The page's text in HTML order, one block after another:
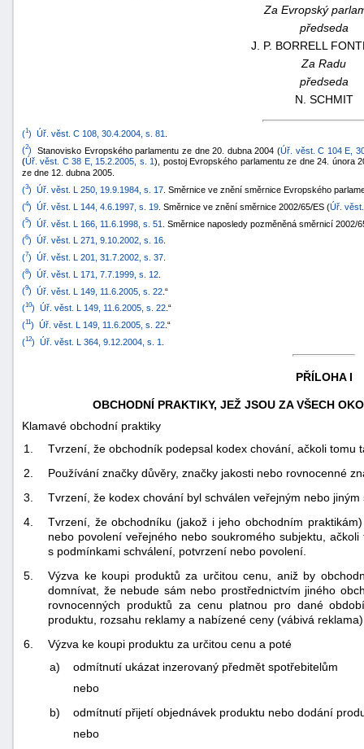
Za Evropský
předseda
J. P. BORRELL
Za Radu
předseda
N. SCHMIT
(1) Úř. věst. C 108, 30.4.2004, s. 81
(2) Stanovisko Evropského parlamentu ze dne 20. dubna 2004 (Úř. věst. C 104 E,
(Úř. věst. C 38 E, 15.2.2005, s. 1), postoj Evropského parlamentu ze dne 24. února
ze dne 12. dubna 2005.
(3) Úř. věst. L 250, 19.9.1984, s. 17 . Směrnice ve znění směrnice Evropského
(4) Úř. věst. L 144, 4.6.1997, s. 19 . Směrnice ve znění směrnice 2002/65/ES (Úř.
(5) Úř. věst. L 166, 11.6.1998, s. 51
. Směrnice naposledy pozměněná směrnicí 2002/
(6) Úř. věst. L 271, 9.10.2002, s. 16
(7) Úř. věst. L 201, 31.7.2002, s. 37
(8) Úř. věst. L 171, 7.7.1999, s. 12
(9) Úř. věst. L 149, 11.6.2005, s. 22 .“
(10) Úř. věst. L 149, 11.6.2005, s. 22 .“
(11) Úř. věst. L 149, 11.6.2005, s. 22 .“
(12) Úř. věst. L 364, 9.12.2004, s. 1
PŘÍLOHA I
OBCHODNÍ PRAKTIKY, JEŽ JSOU ZA VŠECH
Klamavé obchodní praktiky
1.
Tvrzení, že obchodník podepsal kodex chování, ačkoli tomu
2.
Používání značky důvěry, značky jakosti nebo rovnocenné
3.
Tvrzení, že kodex chování byl schválen veřejným nebo
4.
Tvrzení, že obchodníku (jakož i jeho obchodním
nebo povolení veřejného nebo soukromého subjektu,
s podmínkami schválení, potvrzení nebo povolení.
5.
Výzva ke koupi produktů za určitou cenu, aniž by
domnívat, že nebude sám nebo prostřednictvím jiného
rovnocenných produktů za cenu platnou pro dané
produktu, rozsahu reklamy a nabízené ceny (vábivá
6.
Výzva ke koupi produktu za určitou cenu a poté
a)
odmítnutí ukázat inzerovaný předmět spotřebitelům
nebo
b)
odmítnutí přijetí objednávek produktu nebo dodání
nebo